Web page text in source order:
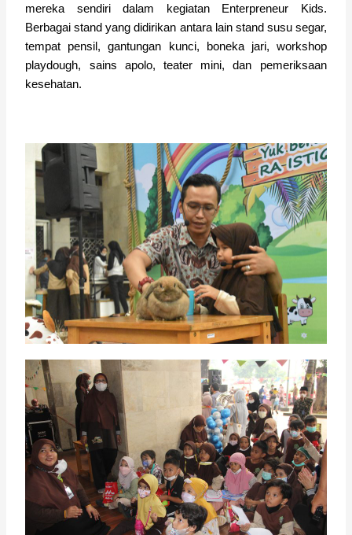
mereka sendiri dalam kegiatan Enterpreneur Kids.
Berbagai stand yang didirikan antara lain stand susu segar,
tempat pensil, gantungan kunci, boneka jari, workshop
playdough, sains apolo, teater mini, dan pemeriksaan
kesehatan.